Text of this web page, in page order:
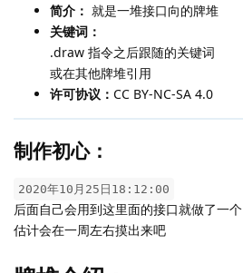
简介： 就是一堆接口向的牌堆
关键词：
.draw 指令之后跟随的关键词
或在其他牌堆引用
许可协议： CC BY-NC-SA 4.0
制作初心：
2020年10月25日18:12:00
后面自己会用到这里面的接口就做了一个
估计会在一周左右摸出来吧